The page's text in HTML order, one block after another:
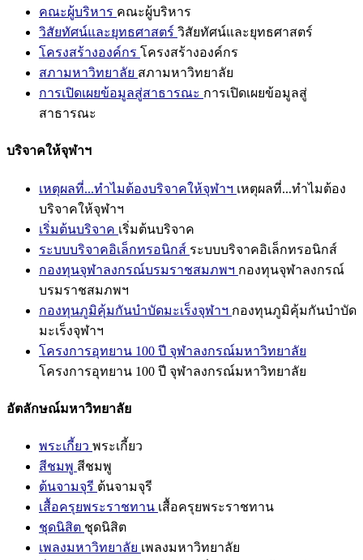
คณะผู้บริหาร คณะผู้บริหาร
วิสัยทัศน์และยุทธศาสตร์ วิสัยทัศน์และยุทธศาสตร์
โครงสร้างองค์กร โครงสร้างองค์กร
สภามหาวิทยาลัย สภามหาวิทยาลัย
การเปิดเผยข้อมูลสู่สาธารณะ การเปิดเผยข้อมูลสู่
สาธารณะ
บริจาคให้จุฬาฯ
เหตุผลที่...ทำไมต้องบริจาคให้จุฬาฯ เหตุผลที่...ทำไมต้อง
บริจาคให้จุฬาฯ
เริ่มต้นบริจาค เริ่มต้นบริจาค
ระบบบริจาคอิเล็กทรอนิกส์ ระบบบริจาคอิเล็กทรอนิกส์
กองทุนจุฬาลงกรณ์บรมราชสมภพฯ กองทุนจุฬาลงกรณ์
บรมราชสมภพฯ
กองทุนภูมิคุ้มกันบำบัดมะเร็งจุฬาฯ กองทุนภูมิคุ้มกันบำบัด
มะเร็งจุฬาฯ
โครงการอุทยาน 100 ปี จุฬาลงกรณ์มหาวิทยาลัย
โครงการอุทยาน 100 ปี จุฬาลงกรณ์มหาวิทยาลัย
อัตลักษณ์มหาวิทยาลัย
พระเกี้ยว พระเกี้ยว
สีชมพู สีชมพู
ต้นจามจุรี ต้นจามจุรี
เสื้อครุยพระราชทาน เสื้อครุยพระราชทาน
ชุดนิสิต ชุดนิสิต
เพลงมหาวิทยาลัย เพลงมหาวิทยาลัย